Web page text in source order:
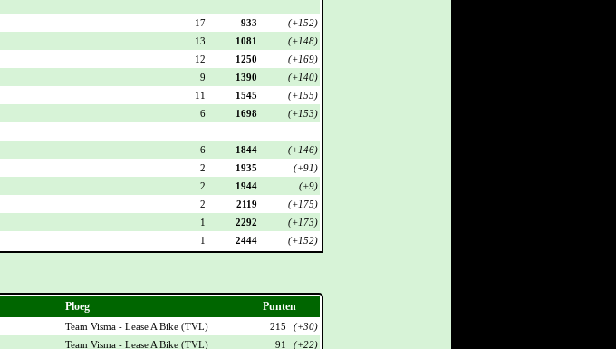
17 933
(+152)
13 1081
(+148)
12 1250
(+169)
9 1390
(+140)
11 1545
(+155)
6 1698
(+153)
6 1844
(+146)
2 1935
(+91)
2 1944
(+9)
2 2119
(+175)
1 2292
(+173)
1 2444 (+152)
Ploeg Punten
Team Visma - Lease A Bike (TVL) 215
(+30)
Team Visma - Lease A Bike (TVL) 91 (+22)